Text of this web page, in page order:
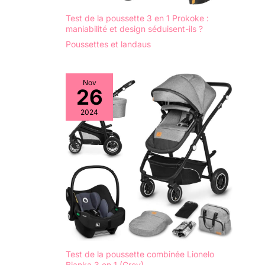
Test de la poussette 3 en 1 Prokoke :
maniabilité et design séduisent-ils ?
Poussettes et landaus
Nov
26
2024
Test de la poussette combinée Lionelo